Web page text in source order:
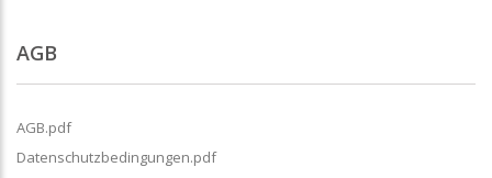
AGB
AGB.pdf
Datenschutzbedingungen.pdf